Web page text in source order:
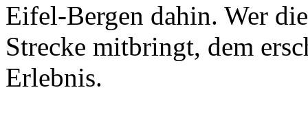
Eifel-Bergen dahin. Wer
Strecke mitbringt, dem
Erlebnis.